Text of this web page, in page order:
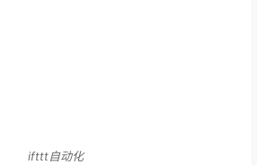
ifttt自动化